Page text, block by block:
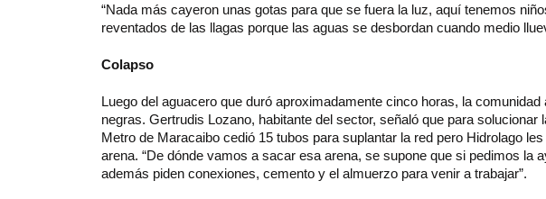
“Nada más cayeron unas gotas para que se fuera la luz, aquí tenemos
reventados de las llagas porque las aguas se desbordan cuando medio
Colapso
Luego del aguacero que duró aproximadamente cinco horas, la
negras. Gertrudis Lozano, habitante del sector, señaló que para solucionar
Metro de Maracaibo cedió 15 tubos para suplantar la red pero Hidrolago
arena. “De dónde vamos a sacar esa arena, se supone que si pedimos la
además piden conexiones, cemento y el almuerzo para venir a trabajar”.